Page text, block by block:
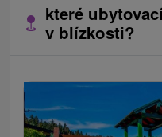
které
v blízkosti?